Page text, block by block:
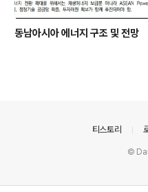
동남아시아 에너지 구조 및 전망
티스토리
©